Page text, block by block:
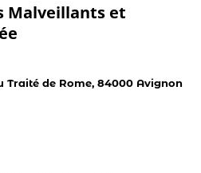
Malveillants et
Traité de Rome, 84000 Avignon